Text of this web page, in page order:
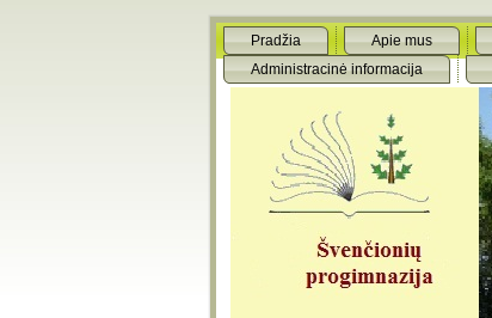
Pradžia Apie mus
Administracinė informacija